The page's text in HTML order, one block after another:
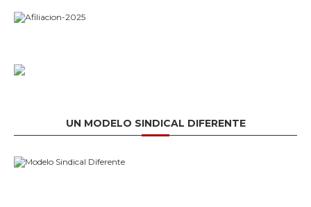
UN MODELO SINDICAL DIFERENTE